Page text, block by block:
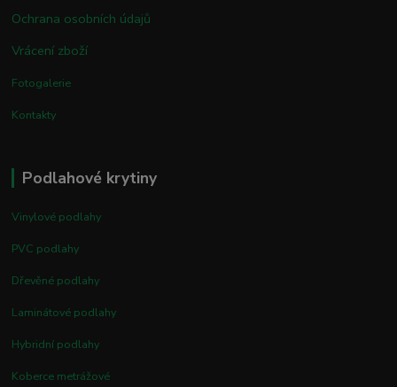
Ochrana osobních údajů
Vrácení zboží
Fotogalerie
Kontakty
Podlahové krytiny
Vinylové podlahy
PVC podlahy
Dřevěné podlahy
Laminátové podlahy
Hybridní podlahy
Koberce metrážové